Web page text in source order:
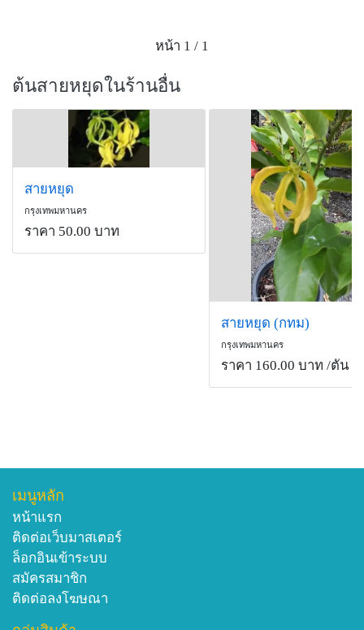
หน้า 1 / 1
ต้นสายหยุดในร้านอื่น
สายหยุด
กรุงเทพมหานคร
ราคา 50.00 บาท
สายหยุด (กทม)
กรุงเทพมหานคร
ราคา 160.00 บาท /ตัน
เมนูหลัก
หน้าแรก
ติดต่อเว็บมาสเตอร์
ล็อกอินเข้าระบบ
สมัครสมาชิก
ติดต่อลงโฆษณา